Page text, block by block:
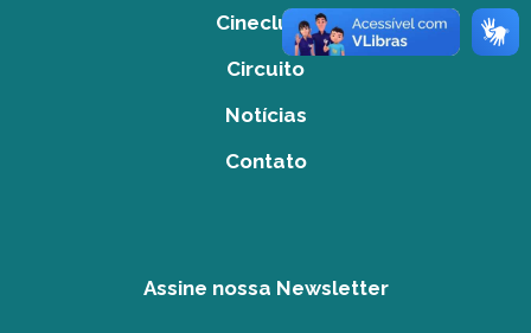
Cineclube
Circuito
Notícias
Contato
Assine nossa Newsletter